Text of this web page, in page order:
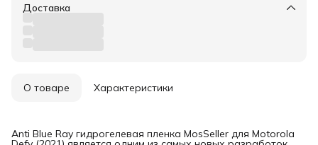
Доставка
О товаре Характеристики
Anti Blue Ray гидрогелевая пленка MosSeller для Motorola